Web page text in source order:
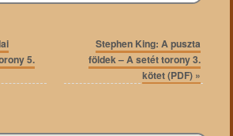
5.
Stephen King: A puszta
földek – A setét torony 3.
kötet (PDF) »